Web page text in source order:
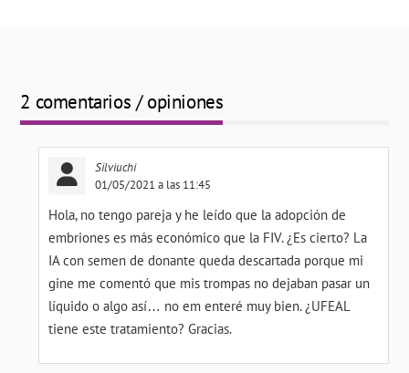
2 comentarios / opiniones
Silviuchi
01/05/2021 a las 11:45
Hola, no tengo pareja y he leído que la adopción de
embriones es más económico que la FIV. ¿Es cierto? La
IA con semen de donante queda descartada porque mi
gine me comentó que mis trompas no dejaban pasar un
líquido o algo así… no em enteré muy bien. ¿UFEAL
tiene este tratamiento? Gracias.